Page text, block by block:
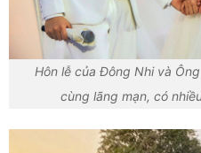
Hôn lễ của Đông Nhi và
cùng lãng mạn, có